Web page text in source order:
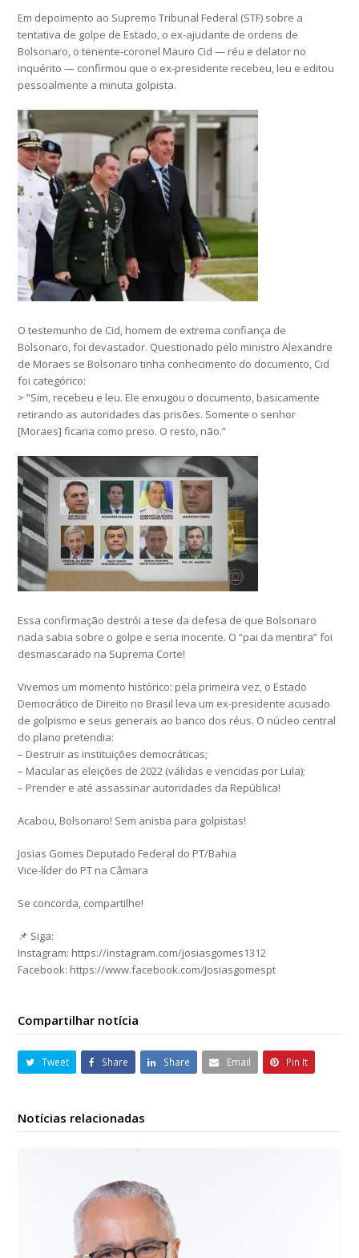
Em depoimento ao Supremo Tribunal Federal (STF) sobre a
tentativa de golpe de Estado, o ex-ajudante de ordens de
Bolsonaro, o tenente-coronel Mauro Cid — réu e delator no
inquérito — confirmou que o ex-presidente recebeu, leu e editou
pessoalmente a minuta golpista.
O testemunho de Cid, homem de extrema confiança de
Bolsonaro, foi devastador. Questionado pelo ministro Alexandre
de Moraes se Bolsonaro tinha conhecimento do documento, Cid
foi categórico:
> ”Sim, recebeu e leu. Ele enxugou o documento, basicamente
retirando as autoridades das prisões. Somente o senhor
[Moraes] ficaria como preso. O resto, não.”
Essa confirmação destrói a tese da defesa de que Bolsonaro
nada sabia sobre o golpe e seria inocente. O “pai da mentira” foi
desmascarado na Suprema Corte!
Vivemos um momento histórico: pela primeira vez, o Estado
Democrático de Direito no Brasil leva um ex-presidente acusado
de golpismo e seus generais ao banco dos réus. O núcleo central
do plano pretendia:
– Destruir as instituições democráticas;
– Macular as eleições de 2022 (válidas e vencidas por Lula);
– Prender e até assassinar autoridades da República!
Acabou, Bolsonaro! Sem anistia para golpistas!
Josias Gomes Deputado Federal do PT/Bahia
Vice-líder do PT na Câmara
Se concorda, compartilhe!
📌 Siga:
Instagram: https://instagram.com/josiasgomes1312
Facebook: https://www.facebook.com/Josiasgomespt
Compartilhar notícia
Tweet Share Share Email Pin It
Notícias relacionadas